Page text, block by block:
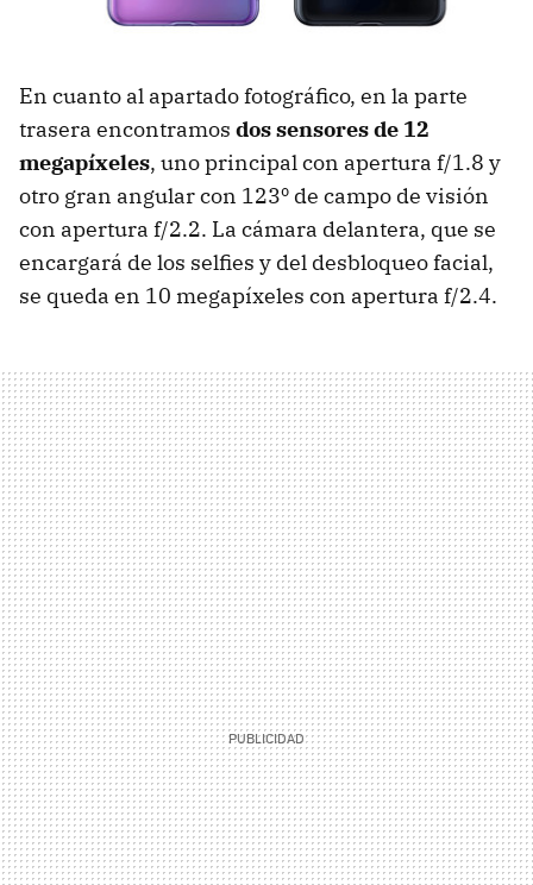
En cuanto al apartado fotográfico, en la parte
trasera encontramos dos sensores de 12
megapíxeles, uno principal con apertura f/1.8 y
otro gran angular con 123º de campo de visión
con apertura f/2.2. La cámara delantera, que se
encargará de los selfies y del desbloqueo facial,
se queda en 10 megapíxeles con apertura f/2.4.